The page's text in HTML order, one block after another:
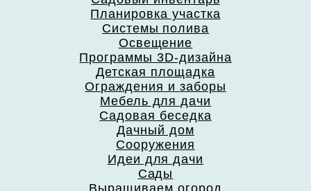
Планировка участка
Системы полива
Освещение
Программы 3D-дизайна
Детская площадка
Ограждения и заборы
Мебель для дачи
Садовая беседка
Дачный дом
Сооружения
Идеи для дачи
Сады
Выращиваем огород